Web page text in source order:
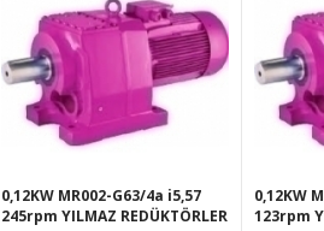
0,12KW MR002-G63/4a i5,57
245rpm YILMAZ REDÜKTÖRLER
0,12KW
123rpm